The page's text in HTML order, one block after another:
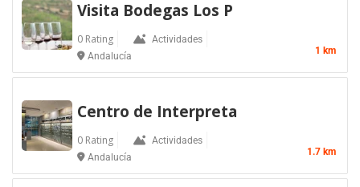
Visita Bodegas Los P
0 Rating
Actividades
Andalucía
1 km
Centro de Interpreta
0 Rating
Actividades
Andalucía
1.7 km